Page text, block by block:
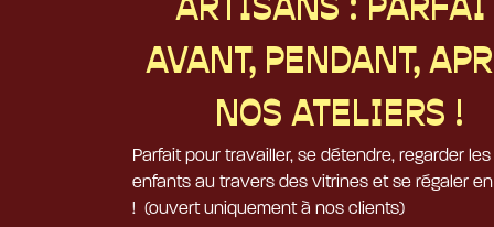
ARTISANS :
AVANT, PENDANT,
NOS ATELIERS !
Parfait pour travailler, se détendre, regarder les
enfants au travers des vitrines et se régaler
! (ouvert uniquement à nos clients)